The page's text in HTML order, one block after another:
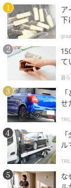
michill
大人気のメステ
『メスティン専
底にセットして
調理ができるよ
キャンプで食べ
さ。
他にも燻製作り
ます。110円（
プ飯がぐっと豪
メスティン愛用
ア
下
て
暮
せ
ル
な